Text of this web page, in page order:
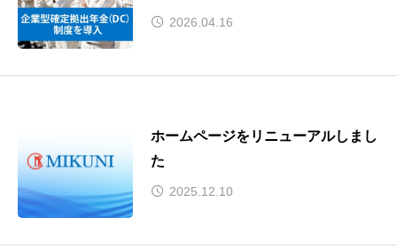
2026.04.16
ホームページをリニューアルしまし
た
2025.12.10